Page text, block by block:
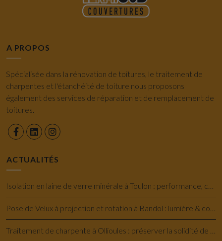
A PROPOS
Spécialisée dans la rénovation de toitures, le traitement de
charpentes et l'étanchéité de toiture nous proposons
également des services de réparation et de remplacement de
toitures.
ACTUALITÉS
Isolation en laine de verre minérale à Toulon : performance, confort et économie
Pose de Velux à projection et rotation à Bandol : lumière & confort savoir-faire
Traitement de charpente à Ollioules : préserver la solidité de votre maison